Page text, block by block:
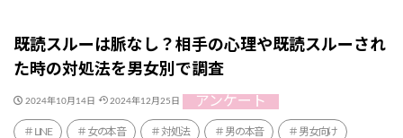
既読スルーは脈なし？相手の心理や既読スルーされ
た時の対処法を男女別で調査
2024年10月14日 2024年12月25日 アンケート
LINE 女の本音 対処法 男の本音 男女向け